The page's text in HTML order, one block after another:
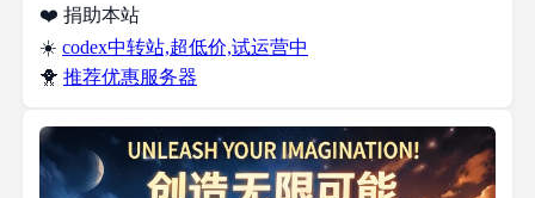
❤️ 捐助本站
☀️ codex中转站,超低价,试运营中
🐥 推荐优惠服务器